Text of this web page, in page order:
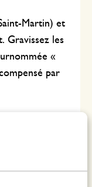
Martin) et
Gravissez les
«
par
à base de
par
au dîner, en
l’apéro, ce